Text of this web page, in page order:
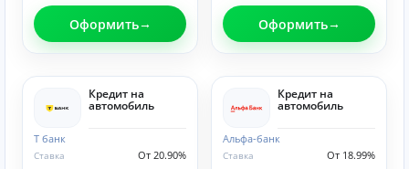
Оформить Оформить
Кредит на
автомобиль
Т банк
От 20.90%
Ставка
Кредит на
автомобиль
Альфа-банк
От 18.99%
Ставка